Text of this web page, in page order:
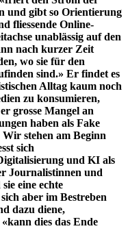
und gibt so Orientierung
fliessende Online-
unablässig auf den
nach kurzer Zeit
wo sie für den
sind.» Er findet es
Alltag kaum noch
zu konsumieren,
grosse Mangel an
haben als Fake
stehen am Beginn
sich
und KI als
Journalistinnen und
eine echte
aber im Bestreben
dazu diene,
dies das Ende